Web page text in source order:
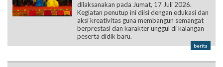
dilaksanakan pada Jumat, 17 Juli 2026.
Kegiatan penutup ini diisi dengan edukasi dan
aksi kreativitas guna membangun semangat
berprestasi dan karakter unggul di kalangan
peserta didik baru.
berita